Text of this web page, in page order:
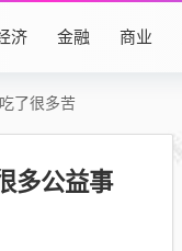
济 金融 商业
了很多苦
多公益事